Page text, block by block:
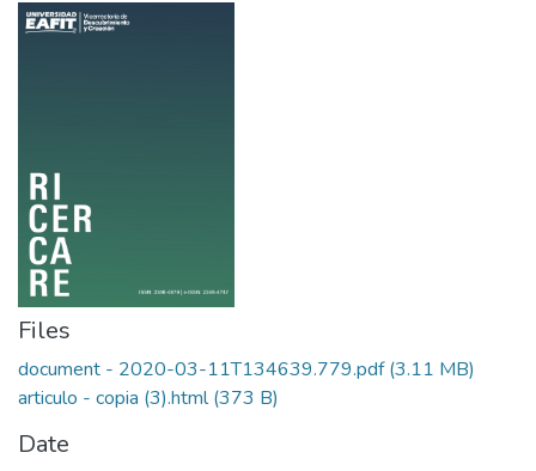
Files
document - 2020-03-11T134639.779.pdf(3.11 MB)
articulo - copia (3).html(373 B)
Date